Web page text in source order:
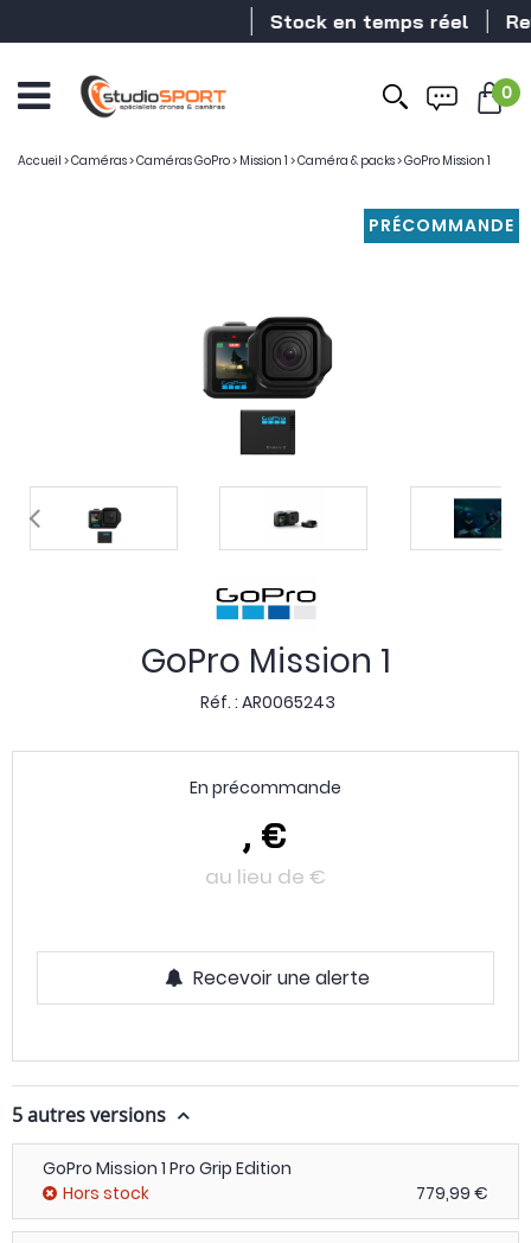
Stock en temps réel
0
Accueil >Caméras>Caméras GoPro> Mission 1 >Caméra & packs>GoPro Mission 1
PRÉCOMMANDE
GoPro Mission 1
Réf. : AR0065243
, €
au lieu de €
En précommande
Recevoir une alerte
5 autres versions
GoPro Mission 1 Pro Grip Edition
Hors stock
779,99 €